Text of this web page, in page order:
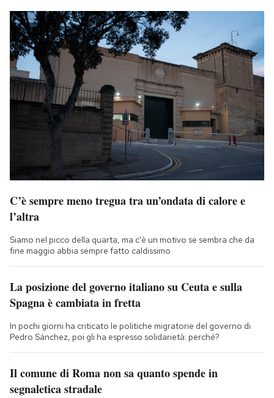
C’è sempre meno tregua tra un’ondata di calore e
l’altra
Siamo nel picco della quarta, ma c'è un motivo se sembra che da
fine maggio abbia sempre fatto caldissimo
La posizione del governo italiano su Ceuta e sulla
Spagna è cambiata in fretta
In pochi giorni ha criticato le politiche migratorie del governo di
Pedro Sánchez, poi gli ha espresso solidarietà: perché?
Il comune di Roma non sa quanto spende in
segnaletica stradale